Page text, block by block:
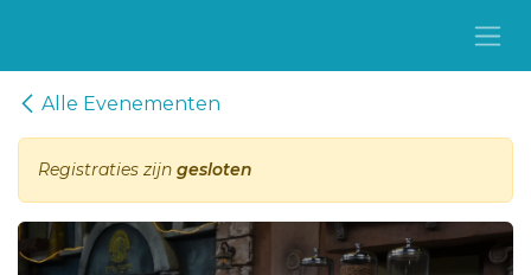
Alle Evenementen
Registraties zijn gesloten